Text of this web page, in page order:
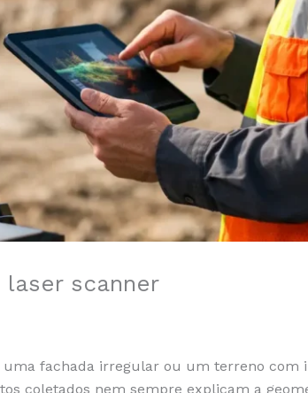
scanner
fachada irregular ou um terreno com
coletados nem sempre explicam a